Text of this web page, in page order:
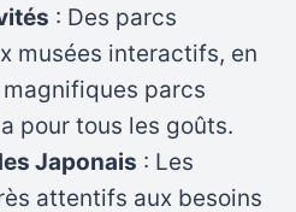
: Des parcs
musées interactifs, en
parcs
pour tous les goûts.
Japonais : Les
attentifs aux besoins